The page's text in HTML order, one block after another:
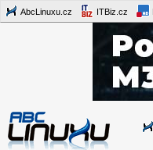
AbcLinuxu.cz ITBiz.cz